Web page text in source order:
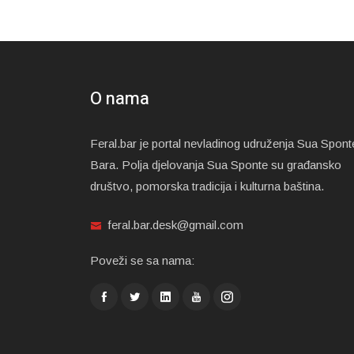
O nama
Feral.bar je portal nevladinog udruženja Sua
Bara. Polja djelovanja Sua Sponte su građansko
društvo, pomorska tradicija i kulturna baština.
feral.bar.desk@gmail.com
Poveži se sa nama: